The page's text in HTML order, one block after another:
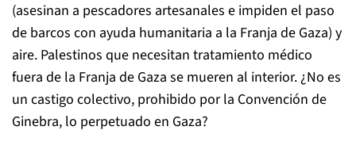
(asesinan a pescadores artesanales e impiden el paso
de barcos con ayuda humanitaria a la Franja de Gaza) y
aire. Palestinos que necesitan tratamiento médico
fuera de la Franja de Gaza se mueren al interior. ¿No es
un castigo colectivo, prohibido por la Convención de
Ginebra, lo perpetuado en Gaza?